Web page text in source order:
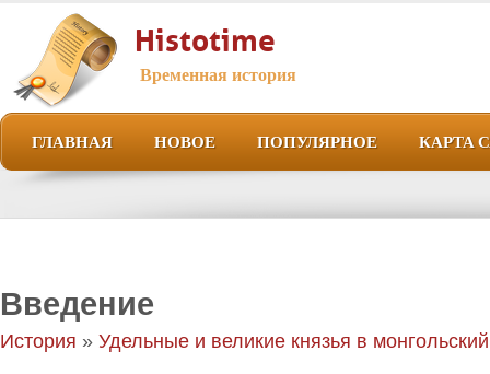
Histotime
Временная история
ГЛАВНАЯ НОВОЕ ПОПУЛЯРНОЕ КАРТА
Введение
История » Удельные и великие князья в